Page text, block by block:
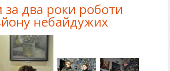
за два роки роботи
небайдужих